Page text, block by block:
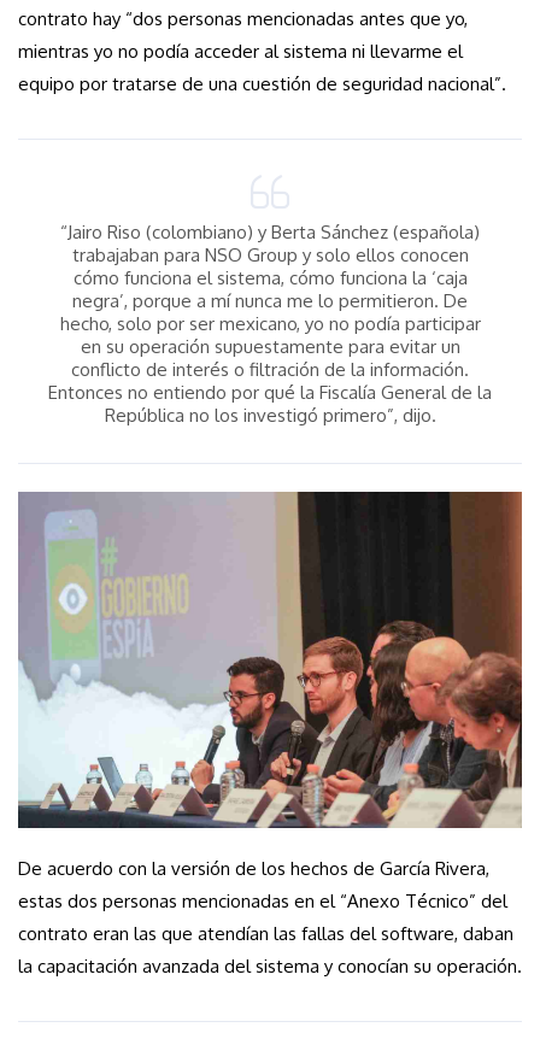
contrato hay “dos personas mencionadas antes que yo,
mientras yo no podía acceder al sistema ni llevarme el
equipo por tratarse de una cuestión de seguridad nacional”.
“Jairo Riso (colombiano) y Berta Sánchez (española)
trabajaban para NSO Group y solo ellos conocen
cómo funciona el sistema, cómo funciona la ‘caja
negra’, porque a mí nunca me lo permitieron. De
hecho, solo por ser mexicano, yo no podía participar
en su operación supuestamente para evitar un
conflicto de interés o filtración de la información.
Entonces no entiendo por qué la Fiscalía General de la
República no los investigó primero”, dijo.
De acuerdo con la versión de los hechos de García Rivera,
estas dos personas mencionadas en el “Anexo Técnico” del
contrato eran las que atendían las fallas del software, daban
la capacitación avanzada del sistema y conocían su operación.